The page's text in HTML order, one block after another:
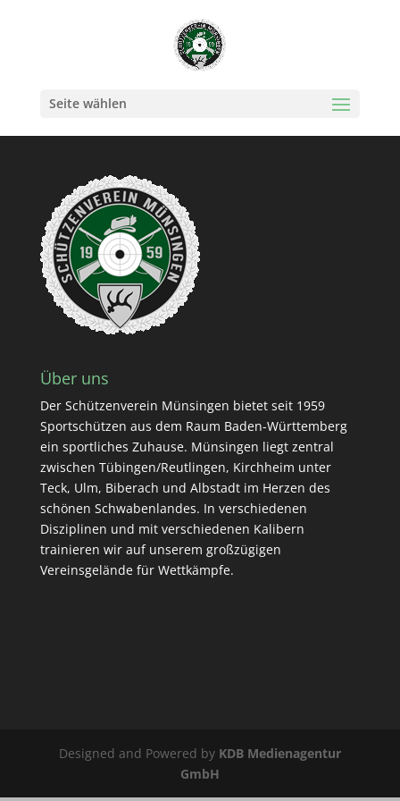
Seite wählen
Über uns
Der Schützenverein Münsingen bietet seit 1959
Sportschützen aus dem Raum Baden-Württemberg
ein sportliches Zuhause. Münsingen liegt zentral
zwischen Tübingen/Reutlingen, Kirchheim unter
Teck, Ulm, Biberach und Albstadt im Herzen des
schönen Schwabenlandes. In verschiedenen
Disziplinen und mit verschiedenen Kalibern
trainieren wir auf unserem großzügigen
Vereinsgelände für Wettkämpfe.
Designed and Powered by KDB Medienagentur
GmbH